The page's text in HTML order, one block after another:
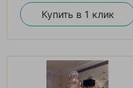
Купить в 1 клик